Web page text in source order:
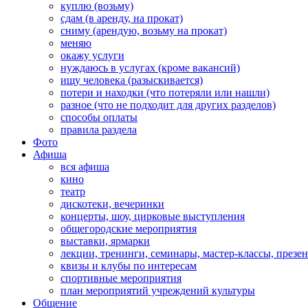
куплю (возьму)
сдам (в аренду, на прокат)
сниму (арендую, возьму на прокат)
меняю
окажу услуги
нуждаюсь в услугах (кроме вакансий)
ищу человека (разыскивается)
потери и находки (что потеряли или нашли)
разное (что не подходит для других разделов)
способы оплаты
правила раздела
Фото
Афиша
вся афиша
кино
театр
дискотеки, вечеринки
концерты, шоу, цирковые выступления
общегородские мероприятия
выставки, ярмарки
лекции, тренинги, семинары, мастер-классы,
квизы и клубы по интересам
спортивные мероприятия
план мероприятий учреждений культуры
Общение